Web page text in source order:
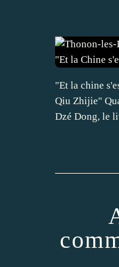
"Et la chine
Qiu Zhijie"
Dzé Dong, le